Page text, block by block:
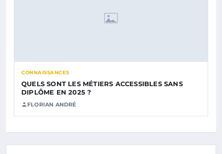
CONNAISSANCES
QUELS SONT LES MÉTIERS ACCESSIBLES SANS
DIPLÔME EN 2025 ?
FLORIAN ANDRÉ